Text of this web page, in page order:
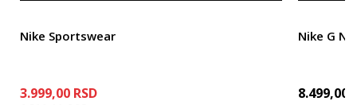
Nike Sportswear
3.999,00 RSD
Nike G
8.499,00